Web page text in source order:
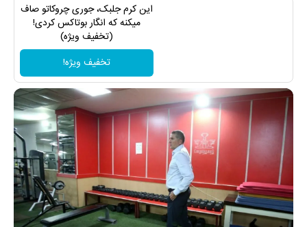
این کرم جلبک، جوری چروکاتو صاف
میکنه که انگار بوتاکس کردی!
(تخفیف ویژه)
تخفیف ویژه!